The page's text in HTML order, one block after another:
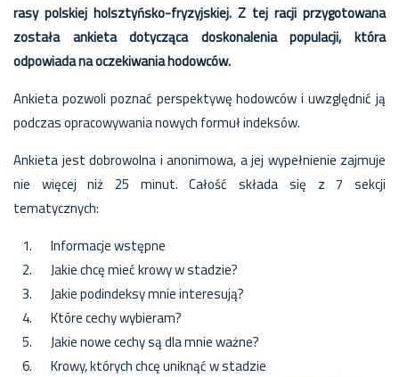
rasy polskiej holsztyńsko-fryzyjskiej. Z tej racji przygotowana
została ankieta dotycząca doskonalenia populacji, która
odpowiada na oczekiwania hodowców.
Ankieta pozwoli poznać perspektywę hodowców i uwzględnić ją
podczas opracowywania nowych formuł indeksów.
Ankieta jest dobrowolna i anonimowa, a jej wypełnienie zajmuje
nie więcej niż 25 minut. Całość składa się z 7 sekcji
tematycznych:
Informacje wstępne
Jakie chcę mieć krowy w stadzie?
Jakie podindeksy mnie interesują?
Które cechy wybieram?
Jakie nowe cechy są dla mnie ważne?
Krowy, których chcę uniknąć w stadzie